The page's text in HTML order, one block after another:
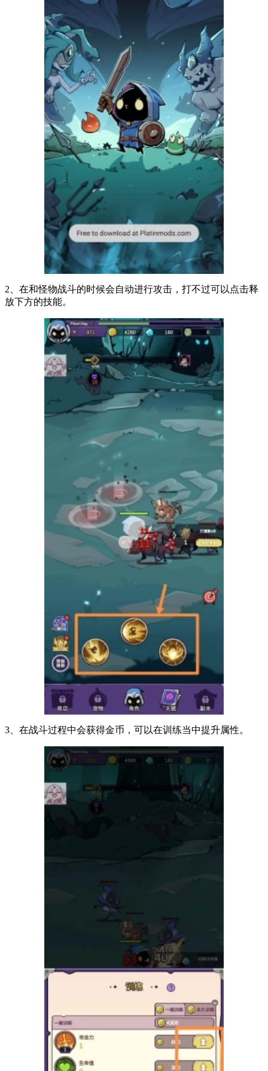
2、在和怪物战斗的时候会自动进行攻击，打不过可以点击释
放下方的技能。
3、在战斗过程中会获得金币，可以在训练当中提升属性。